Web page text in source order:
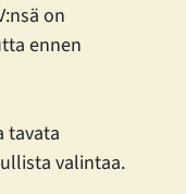
on
ennen
tavata
valintaa.